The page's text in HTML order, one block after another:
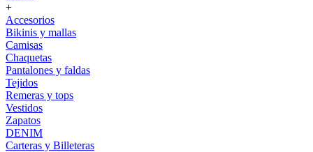
+
Accesorios
Bikinis y mallas
Camisas
Chaquetas
Pantalones y faldas
Tejidos
Remeras y tops
Vestidos
Zapatos
DENIM
Carteras y Billeteras